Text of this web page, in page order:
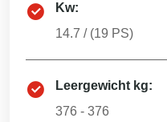
Kw:
14.7 / (19 PS)
Leergewicht kg:
376 - 376